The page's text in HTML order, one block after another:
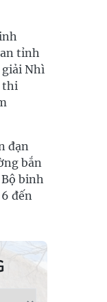
tỉnh
giải Nhì
thi
đạn
bắn
binh
đến